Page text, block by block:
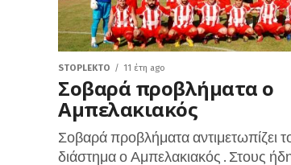
STOPLEKTO 11 έτη ago
Σοβαρά προβλήματα ο
Αμπελακιακός
Σοβαρά προβλήματα αντιμετωπίζει
διάστημα ο Αμπελακιακός . Στους